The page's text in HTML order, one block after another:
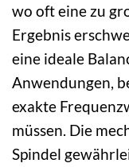
wo oft eine zu
Ergebnis
eine ideale
Anwendungen,
exakte
müssen. Die
Spindel